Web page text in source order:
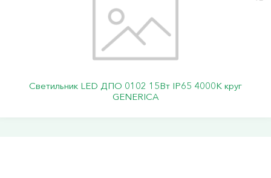
Светильник LED ДПО 0102 15Вт IP65 4000К круг
GENERICA